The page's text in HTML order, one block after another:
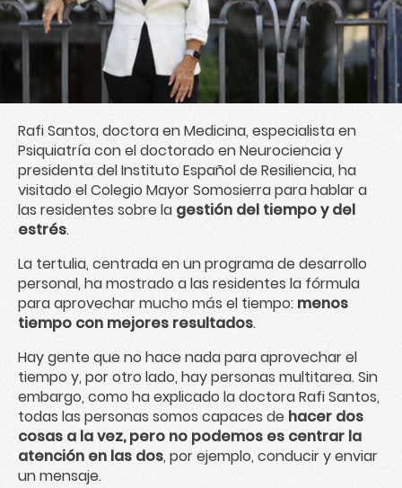
Rafi Santos, doctora en Medicina, especialista en
Psiquiatría con el doctorado en Neurociencia y
presidenta delInstituto Español de Resiliencia, ha
visitado elColegio Mayor Somosierrapara hablar a
las residentes sobre la gestión del tiempo y del
estrés.
La tertulia, centrada en un programa de desarrollo
personal, ha mostrado a las residentes la fórmula
para aprovechar mucho más el tiempo: menos
tiempo con mejores resultados.
Hay gente que no hace nada para aprovechar el
tiempo y, por otro lado, hay personas multitarea. Sin
embargo, como ha explicado la doctora Rafi Santos,
todas las personas somos capaces de hacer dos
cosas a la vez, pero no podemos es centrar la
atención en las dos, por ejemplo, conducir y enviar
un mensaje.